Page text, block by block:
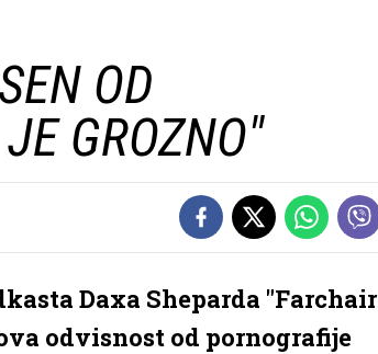
OD
GROZNO"
Daxa Sheparda "Farchair
odvisnost od pornografije